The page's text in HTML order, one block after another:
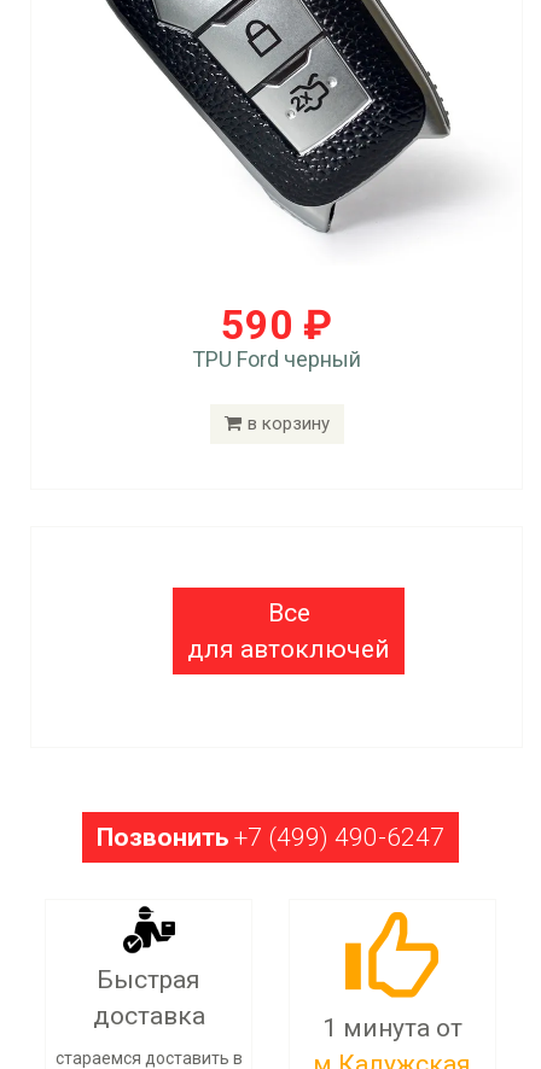
590 ₽
TPU Ford черный
в корзину
Все
для автоключей
Позвонить +7 (499) 490-6247
Быстрая
доставка
стараемся доставить в
1 минута от